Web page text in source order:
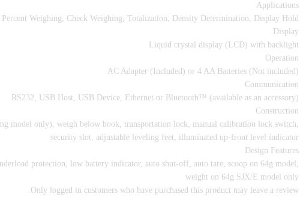
Applications
Weighing, Check Weighing, Totalization, Density Determination, Display Hold
Display
Liquid crystal display (LCD) with backlight
Operation
AC Adapter (Included) or 4 AA Batteries (Not included)
Communication
RS232, USB Host, USB Device, Ethernet or Bluetooth™ (available as an accessory)
Construction
model only), weigh below hook, transportation lock, manual calibration lock switch,
security slot, adjustable leveling feet, illuminated up-front level indicator
Design Features
protection, low battery indicator, auto shut-off, auto tare, scoop on 64g model,
weight on 64g SJX/E model only
Only logged in customers who have purchased this product may leave a review.